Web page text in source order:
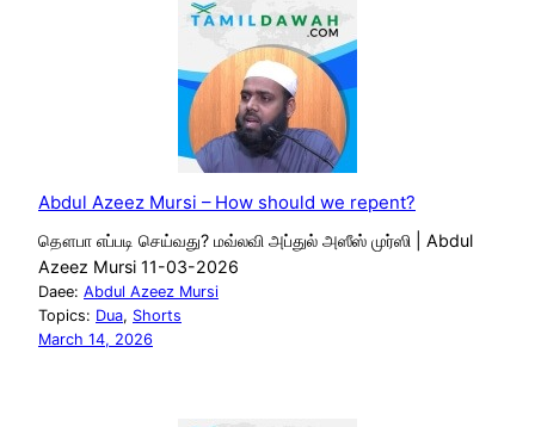
Abdul Azeez Mursi – How should we repent?
தௌபா எப்படி செய்வது? மவ்லவி அப்துல் அஸீஸ் முர்ஸி | Abdul
Azeez Mursi 11-03-2026
Daee: Abdul Azeez Mursi
Topics: Dua, Shorts
March 14, 2026